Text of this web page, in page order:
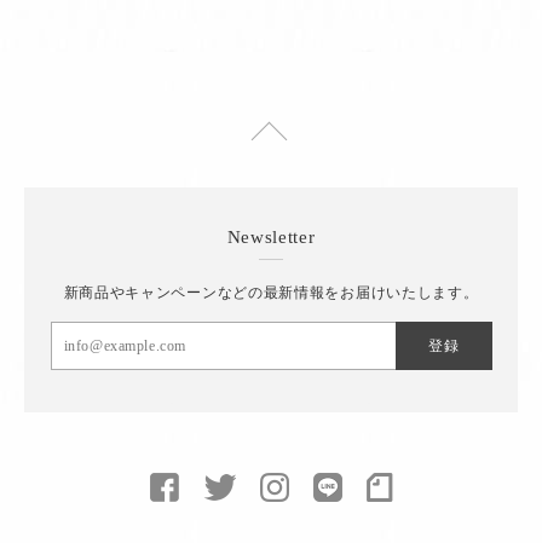
Newsletter
新商品やキャンペーンなどの最新情報をお届けいたします。
登録